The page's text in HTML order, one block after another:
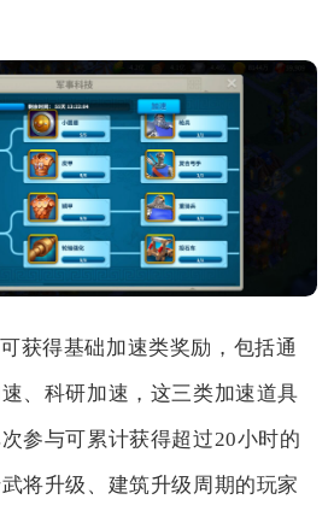
获得基础加速类奖励，包括通
、科研加速，这三类加速道具
参与可累计获得超过20小时的
将升级、建筑升级周期的玩家